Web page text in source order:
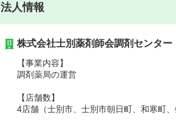
法人情報
株式会社士別薬剤師会調剤センター
【事業内容】
調剤薬局の運営
【店舗数】
4店舗（士別市、士別市朝日町、和寒町